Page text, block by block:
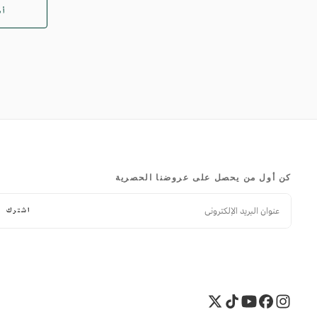
كن أول من يحصل على عروضنا الحصرية
الإلكتروني
اشترك